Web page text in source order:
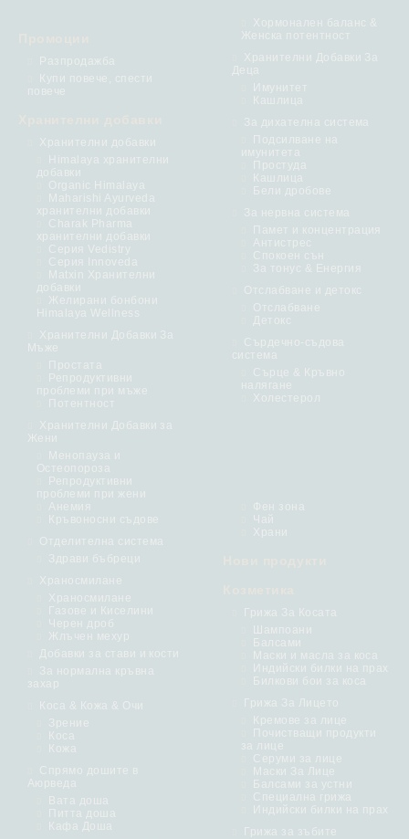
Разпродажба
Купи повече, спести
повече
Хранителни добавки
Himalaya хранителни
добавки
Organic Himalaya
Maharishi Ayurveda
хранителни добавки
Charak Pharma
хранителни добавки
Серия Vedistry
Серия Innoveda
Matxin Хранителни
добавки
Желирани бонбони
Himalaya Wellness
Хранителни Добавки За
Мъже
Простата
Репродуктивни
проблеми при мъже
Потентност
Хранителни Добавки за
Жени
Менопауза и
Остеопороза
Репродуктивни
проблеми при жени
Хормонален баланс &
Женска потентност
Хранителни Добавки За
Деца
Имунитет
Кашлица
За дихателна система
Подсилване на
имунитета
Простуда
Кашлица
Бели дробове
За нервна система
Памет и концентрация
Антистрес
Спокоен сън
За тонус & Енергия
Отслабване и детокс
Отслабване
Детокс
Сърдечно-съдова
система
Сърце & Кръвно
налягане
Холестерол
Анемия
Кръвоносни съдове
Отделителна система
Здрави бъбреци
Храносмилане
Храносмилане
Газове и Киселини
Черен дроб
Жлъчен мехур
Добавки за стави и кости
За нормална кръвна
захар
Коса & Кожа & Очи
Зрение
Коса
Кожа
Спрямо дошите в
Аюрведа
Вата доша
Питта доша
Кафа Доша
Фен зона
Чай
Храни
Грижа За Косата
Шампоани
Балсами
Маски и масла за коса
Индийски билки на прах
Билкови бои за коса
Грижа За Лицето
Кремове за лице
Почистващи продукти
за лице
Серуми за лице
Маски За Лице
Балсами за устни
Специална грижа
Индийски билки на прах
Грижа за зъбите